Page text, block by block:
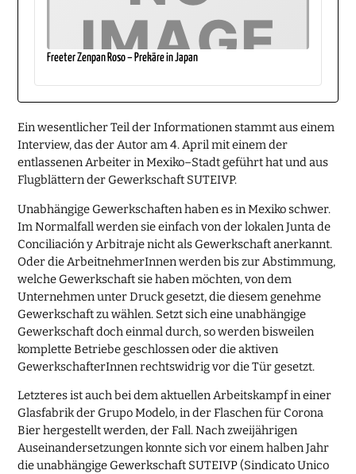
Freeter Zenpan Roso – Prekäre in Japan
Ein wesentlicher Teil der Informationen stammt aus einem
Interview, das der Autor am 4. April mit einem der
entlassenen Arbeiter in Mexiko–Stadt geführt hat und aus
Flugblättern der Gewerkschaft SUTEIVP.
Unabhängige Gewerkschaften haben es in Mexiko schwer.
Im Normalfall werden sie einfach von der lokalen Junta de
Conciliación y Arbitraje nicht als Gewerkschaft anerkannt.
Oder die ArbeitnehmerInnen werden bis zur Abstimmung,
welche Gewerkschaft sie haben möchten, von dem
Unternehmen unter Druck gesetzt, die diesem genehme
Gewerkschaft zu wählen. Setzt sich eine unabhängige
Gewerkschaft doch einmal durch, so werden bisweilen
komplette Betriebe geschlossen oder die aktiven
GewerkschafterInnen rechtswidrig vor die Tür gesetzt.
Letzteres ist auch bei dem aktuellen Arbeitskampf in einer
Glasfabrik der Grupo Modelo, in der Flaschen für Corona
Bier hergestellt werden, der Fall. Nach zweijährigen
Auseinandersetzungen konnte sich vor einem halben Jahr
die unabhängige Gewerkschaft SUTEIVP (Sindicato Unico